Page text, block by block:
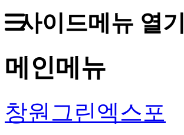
사이드메뉴 열기
메인메뉴
창원그린엑스포